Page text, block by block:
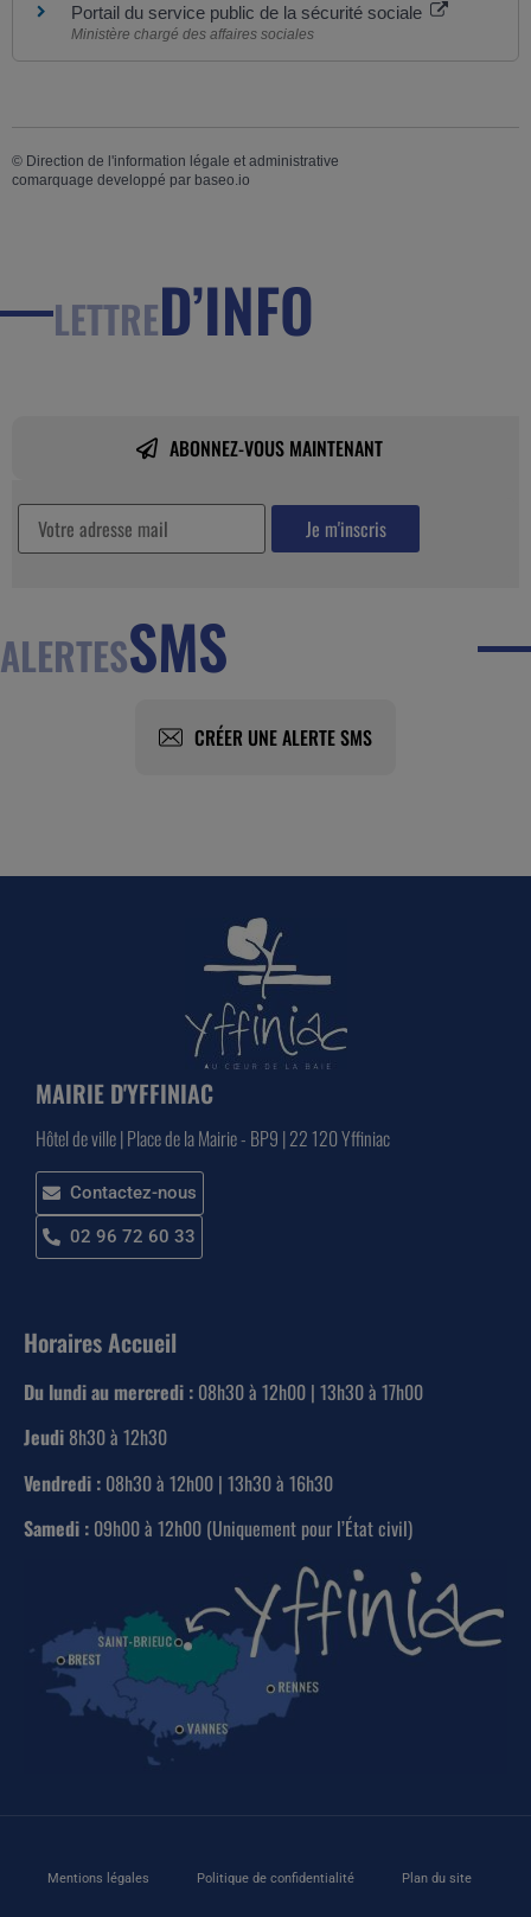
Portail du service public de la sécurité sociale
Ministère chargé des affaires sociales
© Direction de l'information légale et administrative
comarquage developpé par baseo.io
LETTRED’INFO
ABONNEZ-VOUS MAINTENANT
ALERTESSMS
CRÉER UNE ALERTE SMS
MAIRIE D'YFFINIAC
Hôtel de ville | Place de la Mairie - BP9 | 22 120 Yffiniac
Contactez-nous
02 96 72 60 33
Horaires Accueil
Du lundi au mercredi : 08h30 à 12h00 | 13h30 à 17h00
Jeudi 8h30 à 12h30
Vendredi : 08h30 à 12h00 | 13h30 à 16h30
Samedi : 09h00 à 12h00 (Uniquement pour l’État civil)
Mentions légales Politique de confidentialité Plan du site